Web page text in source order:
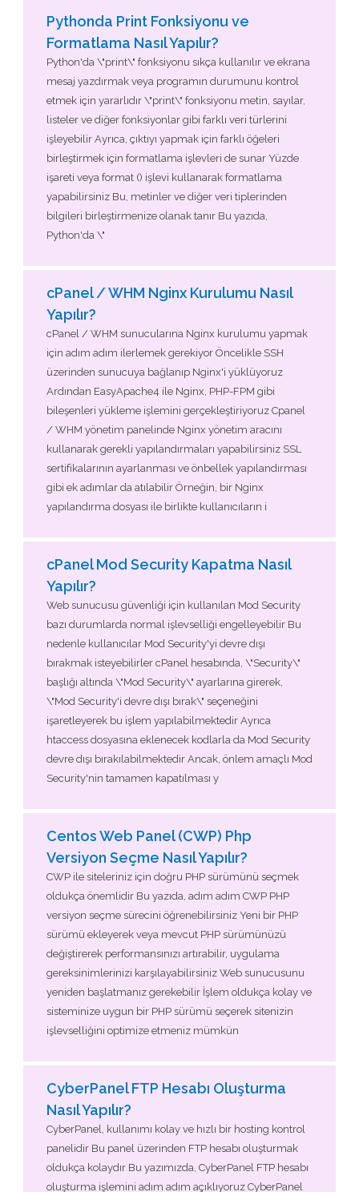
Pythonda Print Fonksiyonu ve
Formatlama Nasıl Yapılır?
Python'da \"print\" fonksiyonu sıkça kullanılır ve ekrana
mesaj yazdırmak veya programın durumunu kontrol
etmek için yararlıdır \"print\" fonksiyonu metin, sayılar,
listeler ve diğer fonksiyonlar gibi farklı veri türlerini
işleyebilir Ayrıca, çıktıyı yapmak için farklı öğeleri
birleştirmek için formatlama işlevleri de sunar Yüzde
işareti veya format () işlevi kullanarak formatlama
yapabilirsiniz Bu, metinler ve diğer veri tiplerinden
bilgileri birleştirmenize olanak tanır Bu yazıda,
Python'da \"
cPanel / WHM Nginx Kurulumu Nasıl
Yapılır?
cPanel / WHM sunucularına Nginx kurulumu yapmak
için adım adım ilerlemek gerekiyor Öncelikle SSH
üzerinden sunucuya bağlanıp Nginx'i yüklüyoruz
Ardından EasyApache4 ile Nginx, PHP-FPM gibi
bileşenleri yükleme işlemini gerçekleştiriyoruz Cpanel
/ WHM yönetim panelinde Nginx yönetim aracını
kullanarak gerekli yapılandırmaları yapabilirsiniz SSL
sertifikalarının ayarlanması ve önbellek yapılandırması
gibi ek adımlar da atılabilir Örneğin, bir Nginx
yapılandırma dosyası ile birlikte kullanıcıların i
cPanel Mod Security Kapatma Nasıl
Yapılır?
Web sunucusu güvenliği için kullanılan Mod Security
bazı durumlarda normal işlevselliği engelleyebilir Bu
nedenle kullanıcılar Mod Security'yi devre dışı
bırakmak isteyebilirler cPanel hesabında, \"Security\"
başlığı altında \"Mod Security\" ayarlarına girerek,
\"Mod Security'i devre dışı bırak\" seçeneğini
işaretleyerek bu işlem yapılabilmektedir Ayrıca
htaccess dosyasına eklenecek kodlarla da Mod Security
devre dışı bırakılabilmektedir Ancak, önlem amaçlı Mod
Security'nin tamamen kapatılması y
Centos Web Panel (CWP) Php
Versiyon Seçme Nasıl Yapılır?
CWP ile siteleriniz için doğru PHP sürümünü seçmek
oldukça önemlidir Bu yazıda, adım adım CWP PHP
versiyon seçme sürecini öğrenebilirsiniz Yeni bir PHP
sürümü ekleyerek veya mevcut PHP sürümünüzü
değiştirerek performansınızı artırabilir, uygulama
gereksinimlerinizi karşılayabilirsiniz Web sunucusunu
yeniden başlatmanız gerekebilir İşlem oldukça kolay ve
sisteminize uygun bir PHP sürümü seçerek sitenizin
işlevselliğini optimize etmeniz mümkün
CyberPanel FTP Hesabı Oluşturma
Nasıl Yapılır?
CyberPanel, kullanımı kolay ve hızlı bir hosting kontrol
panelidir Bu panel üzerinden FTP hesabı oluşturmak
oldukça kolaydır Bu yazımızda, CyberPanel FTP hesabı
oluşturma işlemini adım adım açıklıyoruz CyberPanel